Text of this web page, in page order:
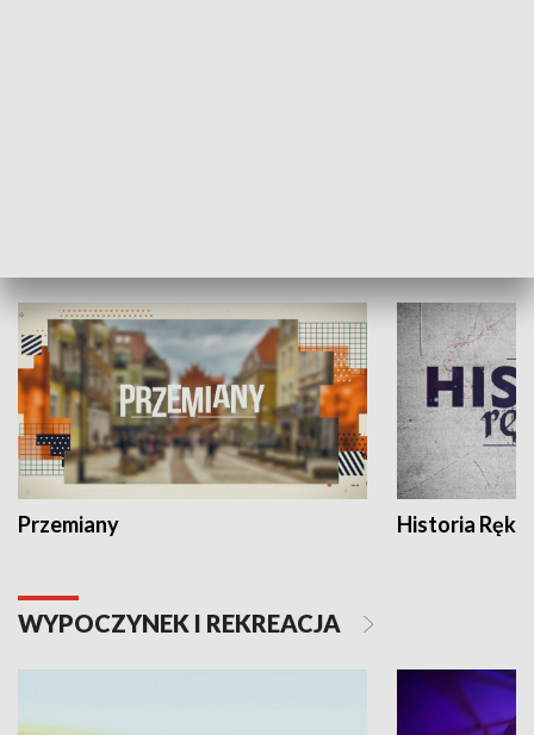
Przemiany Historia Ręką
WYPOCZYNEK I REKREACJA